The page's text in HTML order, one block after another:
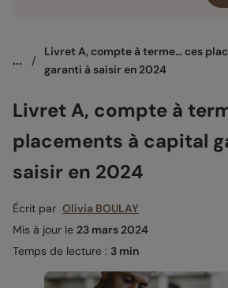
... /
Livret A, compte à terme… ces
garanti à saisir en 2024
Livret A, compte à
placements à capital
saisir en 2024
Écrit par Olivia BOULAY
Mis à jour le 23 mars 2024
Temps de lecture : 3 min